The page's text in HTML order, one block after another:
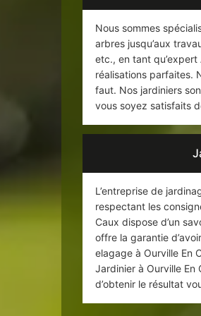
Nous sommes
arbres jusqu’aux
etc., en tant
réalisations parfaites.
faut. Nos jardiniers
vous soyez satisfaits
L’entreprise de
respectant les
Caux dispose d’un
offre la garantie
elagage à Ourville En
Jardinier à Ourville
d’obtenir le résultat